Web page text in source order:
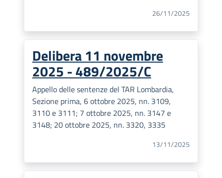
26/11/2025
Delibera 11 novembre
2025 - 489/2025/C
Appello delle sentenze del TAR Lombardia,
Sezione prima, 6 ottobre 2025, nn. 3109,
3110 e 3111; 7 ottobre 2025, nn. 3147 e
3148; 20 ottobre 2025, nn. 3320, 3335
13/11/2025